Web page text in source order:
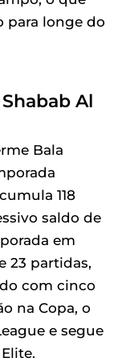
para longe do
Al
Bala
118
saldo de
em
23 partidas,
com cinco
na Copa, o
e segue